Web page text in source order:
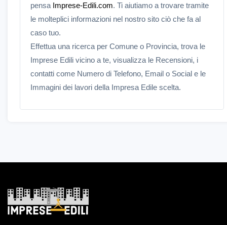
pensa Imprese-Edili.com. Ti aiutiamo a trovare tramite
le molteplici informazioni nel nostro sito ciò che fa al
caso tuo.
Effettua una ricerca per Comune o Provincia, trova le
Imprese Edili vicino a te, visualizza le Recensioni, i
contatti come Numero di Telefono, Email o Social e le
Immagini dei lavori della Impresa Edile scelta.